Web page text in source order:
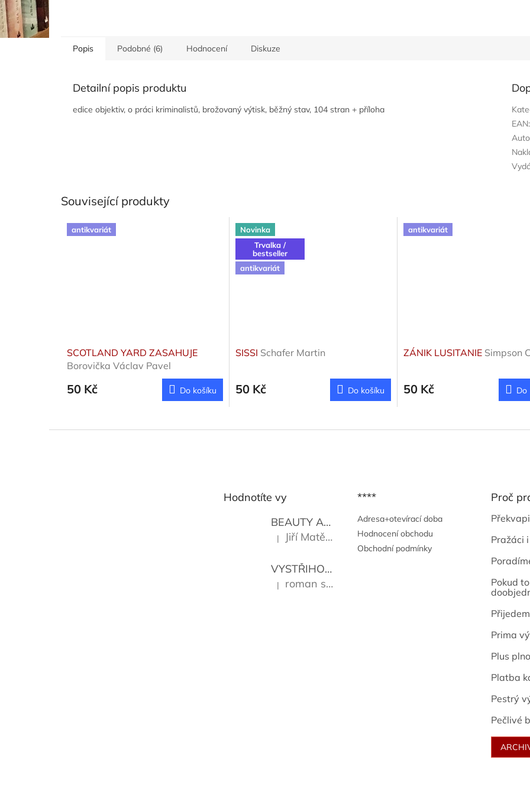
Popis Podobné (6) Hodnocení Diskuze
Detailní popis produktu
edice objektiv, o práci kriminalistů, brožovaný výtisk, běžný stav, 104 stran + příloha
EAN:
Související produkty
antikvariát
SCOTLAND YARD ZASAHUJE
Borovička Václav Pavel
50 Kč Do košíku
Novinka
Trvalka /
bestseller
antikvariát
SISSI Schafer Martin
50 Kč Do košíku
antikvariát
ZÁNIK LUSITANIE Simpson
50 Kč Do
Hodnotíte vy
BEAUTY AND THE BEAT
Go Go's
Hodnocení produktu je 5 z 5 hvězdiček.
| Jiří Matějů
VYSTŘIHOVÁNKY - PRAŽSKÉ PAMÁTKY Kropáček
Hodnocení produktu je 5 z 5 hvězdiček.
| roman sekanina
****
Adresa+otevírací doba
Hodnocení obchodu
Obchodní podmínky
Proč
Pražáci
Pokud
Prima
Plus
Platba
Pestrý
Pečlivé